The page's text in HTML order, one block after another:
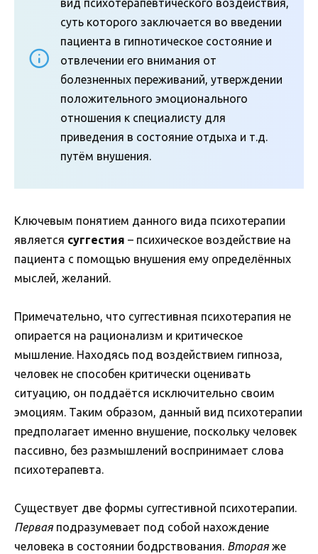
вид психотерапевтического воздействия,
суть которого заключается во введении
пациента в гипнотическое состояние и
отвлечении его внимания от
болезненных переживаний, утверждении
положительного эмоционального
отношения к специалисту для
приведения в состояние отдыха и т.д.
путём внушения.
Ключевым понятием данного вида психотерапии
является суггестия – психическое воздействие на
пациента с помощью внушения ему определённых
мыслей, желаний.
Примечательно, что суггестивная психотерапия не
опирается на рационализм и критическое
мышление. Находясь под воздействием гипноза,
человек не способен критически оценивать
ситуацию, он поддаётся исключительно своим
эмоциям. Таким образом, данный вид психотерапии
предполагает именно внушение, поскольку человек
пассивно, без размышлений воспринимает слова
психотерапевта.
Существует две формы суггестивной психотерапии.
Перваяподразумевает под собой нахождение
человека в состоянии бодрствования. Втораяже